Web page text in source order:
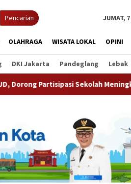
Pencarian JUMAT,
OLAHRAGA WISATA LOKAL OPINI
DKI Jakarta Pandeglang Lebak
Sekolah Meningkat